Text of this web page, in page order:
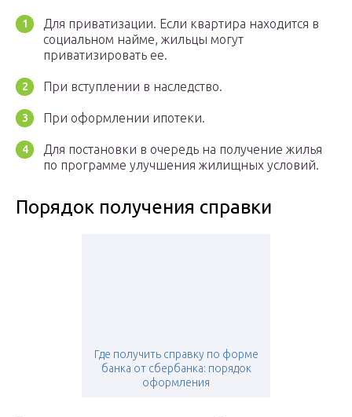
Для приватизации. Если квартира находится в
социальном найме, жильцы могут
приватизировать ее.
При вступлении в наследство.
При оформлении ипотеки.
Для постановки в очередь на получение жилья
по программе улучшения жилищных условий.
Порядок получения справки
Где получить справку по форме
банка от сбербанка: порядок
оформления